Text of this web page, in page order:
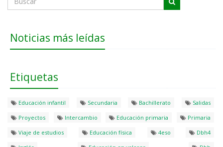
Noticias más leídas
Etiquetas
Educación infantil Secundaria Bachillerato
Salidas
Proyectos
Intercambio Educación primaria
Primaria
Viaje de estudios
Educación física 4eso
Dbh4